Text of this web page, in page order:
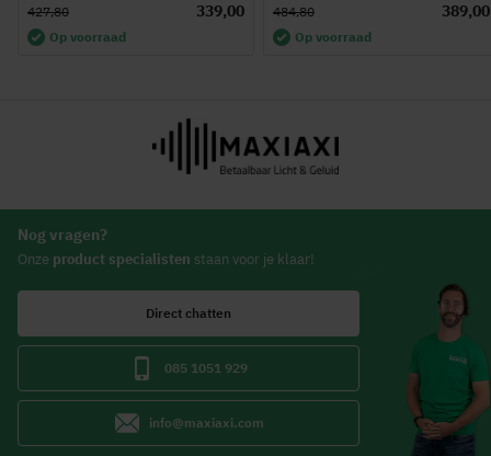
339,00
427,80
Op voorraad
389,00
484,80
Op voorraad
Nog vragen?
Onze product specialisten staan voor je klaar!
Direct chatten
085 1051 929
info@maxiaxi.com